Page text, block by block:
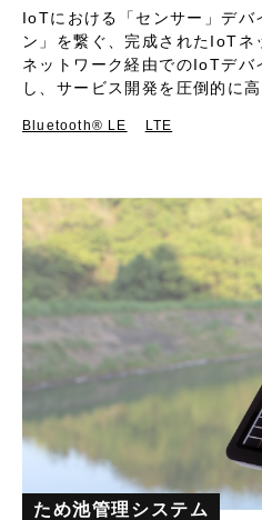
IoTにおける「センサー」デバ
ン」を繋ぐ、完成されたIoTネ
ネットワーク経由でのIoTデバ
し、サービス開発を圧倒的に高
Bluetooth®︎ LE LTE
ため池管理システム